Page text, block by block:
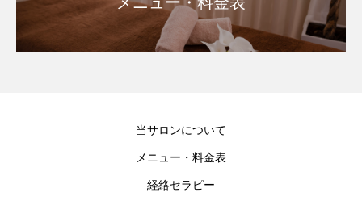
当サロンについて
メニュー・料金表
経絡セラピー